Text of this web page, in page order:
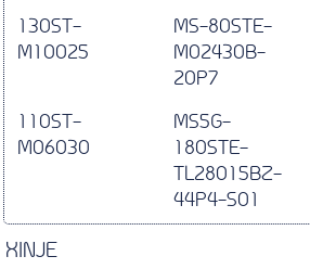
130ST-
M10025
MS-80STE-
M02430B-
20P7
110ST-
M06030
MS5G-
180STE-
TL28015BZ-
44P4-S01
XINJE